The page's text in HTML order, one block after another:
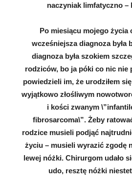
naczyniak limfatyczno –
Po miesiącu mojego życia
wcześniejsza diagnoza była
diagnoza była szokiem
rodziców, bo ja póki co nic nie
powiedzieli im, że urodziłem
wyjątkowo złośliwym
i kości zwanym
fibrosarcoma\”. Żeby
rodzice musieli podjąć
życiu – musieli wyrazić zgodę
lewej nóżki. Chirurgom udało
udo, resztę nóżki